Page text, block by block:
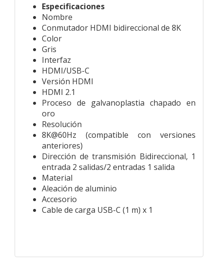
Especificaciones
Nombre
Conmutador HDMI bidireccional de 8K
Color
Gris
Interfaz
HDMI/USB-C
Versión HDMI
HDMI 2.1
Proceso de galvanoplastia chapado en
oro
Resolución
8K@60Hz (compatible con versiones
anteriores)
Dirección de transmisión Bidireccional, 1
entrada 2 salidas/2 entradas 1 salida
Material
Aleación de aluminio
Accesorio
Cable de carga USB-C (1 m) x 1